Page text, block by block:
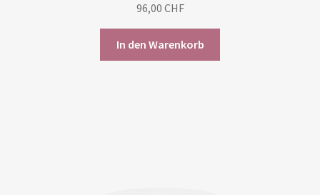
96,00 CHF
In den Warenkorb